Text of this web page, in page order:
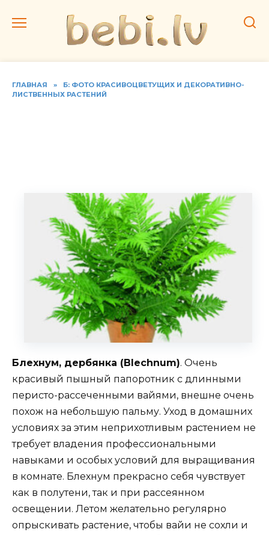
ГЛАВНАЯ »
Б: ФОТО КРАСИВОЦВЕТУЩИХ И ДЕКОРАТИВНО-
ЛИСТВЕННЫХ РАСТЕНИЙ
Блехнум, дербянка (Blechnum). Очень
красивый пышный папоротник с длинными
перисто-рассеченными вайями, внешне очень
похож на небольшую пальму. Уход в домашних
условиях за этим неприхотливым растением не
требует владения профессиональными
навыками и особых условий для выращивания
в комнате. Блехнум прекрасно себя чувствует
как в полутени, так и при рассеянном
освещении. Летом желательно регулярно
опрыскивать растение, чтобы вайи не сохли и